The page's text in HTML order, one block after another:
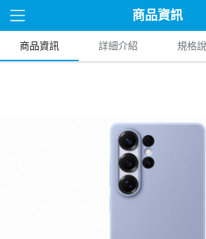
商品資訊
商品資訊 詳細介紹 規格